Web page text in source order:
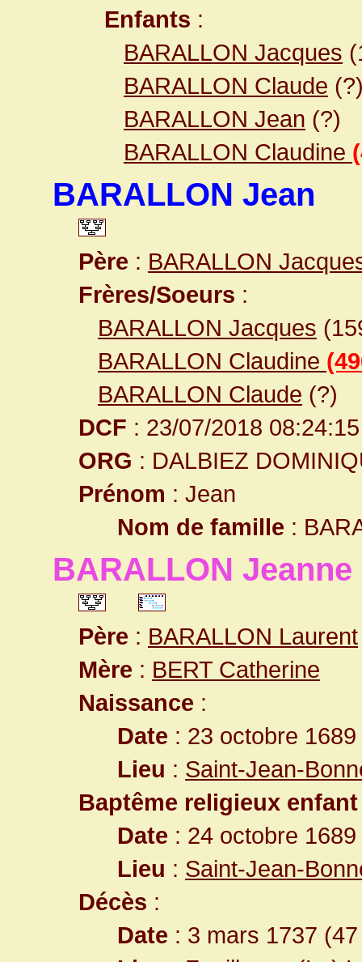
Enfants :
BARALLON Jacques
BARALLON Claude
BARALLON Jean (?)
BARALLON Claudine
BARALLON Jean
Père : BARALLON
Frères/Soeurs :
BARALLON Jacques
BARALLON Claudine
BARALLON Claude (?)
DCF : 23/07/2018 08:24:15
ORG : DALBIEZ
Prénom : Jean
Nom de famille :
BARALLON Jeanne
Père : BARALLON Laurent
Mère : BERT Catherine
Naissance :
Date : 23 octobre 1689
Lieu : Saint-Jean-
Baptême religieux enfant
Date : 24 octobre 1689
Lieu : Saint-Jean-
Décès :
Date : 3 mars 1737